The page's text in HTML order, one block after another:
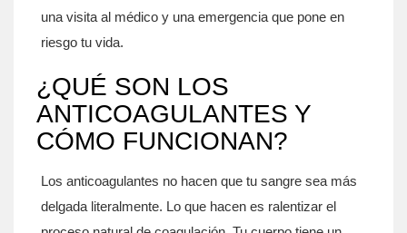
una visita al médico y una emergencia que pone en
riesgo tu vida.
¿QUÉ SON LOS
ANTICOAGULANTES Y
CÓMO FUNCIONAN?
Los anticoagulantes no hacen que tu sangre sea más
delgada literalmente. Lo que hacen es ralentizar el